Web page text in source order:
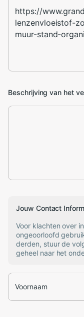
Beschrijving van het
Jouw Contact
Voor klachten over
ongeoorloofd
derden, stuur de
geheel naar het
Voornaam